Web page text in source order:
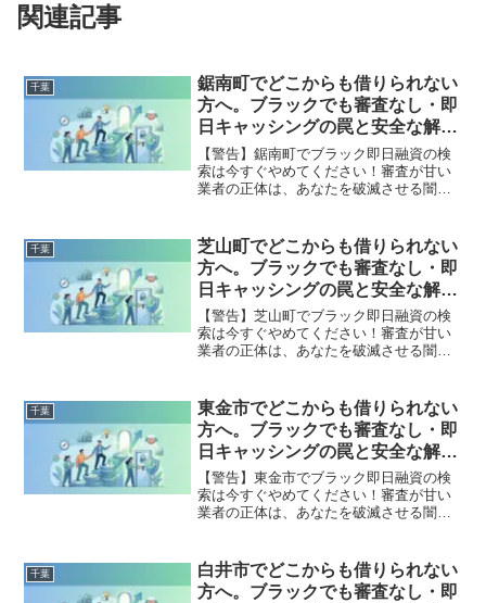
関連記事
千葉
鋸南町でどこからも借りられない
方へ。ブラックでも審査なし・即
日キャッシングの罠と安全な解決
策
【警告】鋸南町でブラック即日融資の検
索は今すぐやめてください！審査が甘い
業者の正体は、あなたを破滅させる闇金
町で違法業者を避け、借金地獄から抜け
出した方々の実体験と確実な解決策を完
全公開。
千葉
芝山町でどこからも借りられない
方へ。ブラックでも審査なし・即
日キャッシングの罠と安全な解決
策
【警告】芝山町でブラック即日融資の検
索は今すぐやめてください！審査が甘い
業者の正体は、あなたを破滅させる闇金
町で違法業者を避け、借金地獄から抜け
出した方々の実体験と確実な解決策を完
全公開。
千葉
東金市でどこからも借りられない
方へ。ブラックでも審査なし・即
日キャッシングの罠と安全な解決
策
【警告】東金市でブラック即日融資の検
索は今すぐやめてください！審査が甘い
業者の正体は、あなたを破滅させる闇金
市で違法業者を避け、借金地獄から抜け
出した方々の実体験と確実な解決策を完
全公開。
千葉
白井市でどこからも借りられない
方へ。ブラックでも審査なし・即